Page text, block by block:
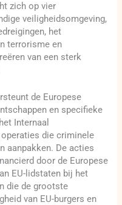
zich op vier
veiligheidsomgeving,
het
terrorisme en
van een sterk
de Europese
en specifieke
Internaal
die criminele
aanpakken. De acties
door de Europese
EU-lidstaten bij het
die de grootste
van EU-burgers en